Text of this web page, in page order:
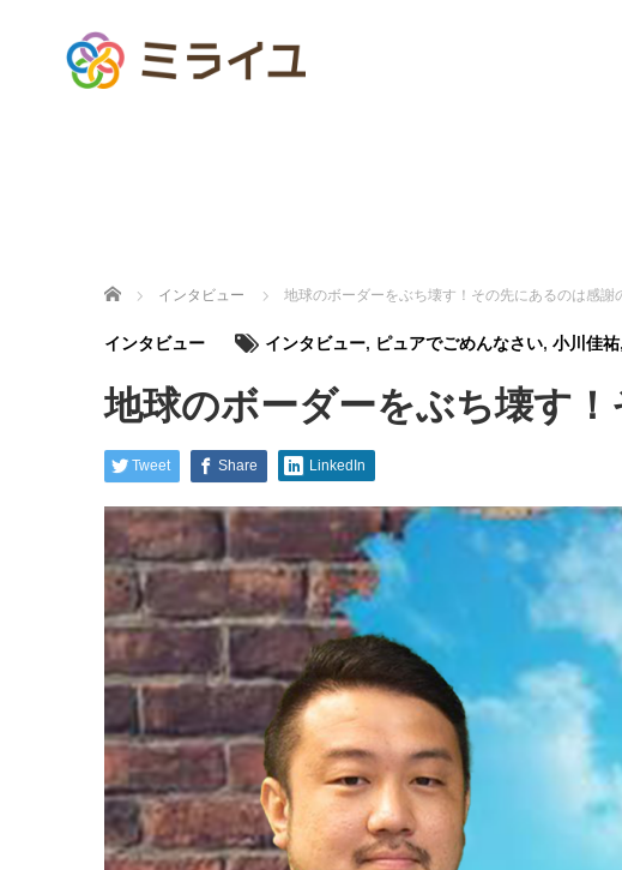
ホーム インタビュー 地球のボーダーをぶち壊す！その先にあるのは感謝
インタビュー インタビュー, ピュアでごめんなさい, 小川佳祐,
地球のボーダーをぶち壊す
Tweet Share LinkedIn